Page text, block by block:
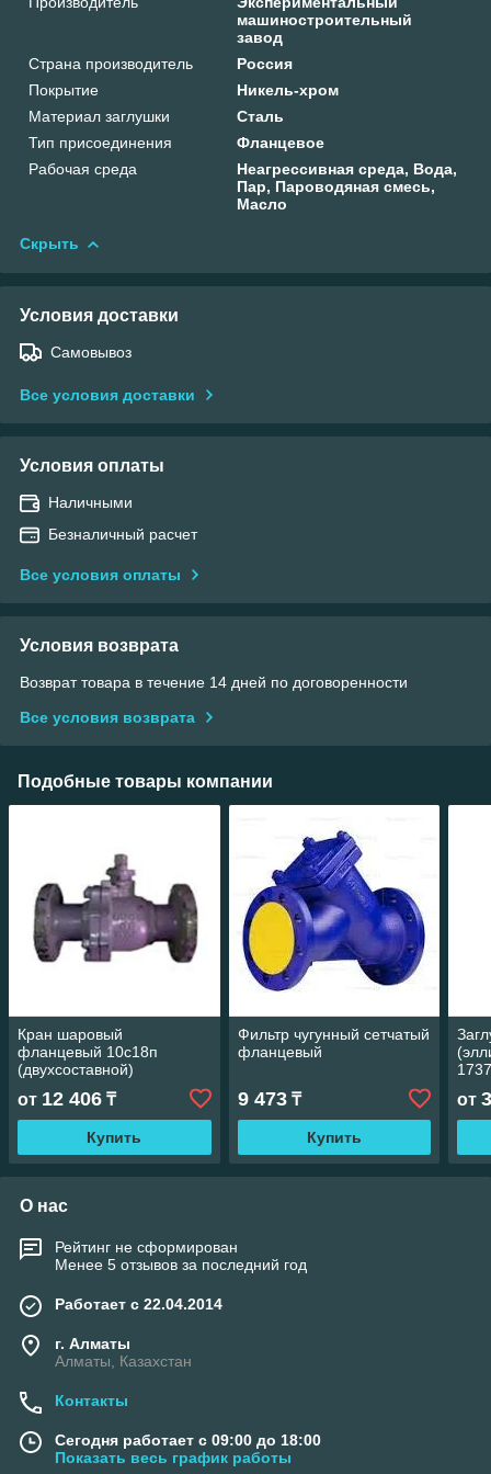
машиностроительный
завод
Страна производитель
Россия
Покрытие
Никель-хром
Материал заглушки
Сталь
Тип присоединения
Фланцевое
Рабочая среда
Неагрессивная среда, Вода,
Пар, Пароводяная смесь,
Масло
Скрыть
Условия доставки
Самовывоз
Все условия доставки
Условия оплаты
Наличными
Безналичный расчет
Все условия оплаты
Условия возврата
Возврат товара в течение 14 дней по договоренности
Все условия возврата
Подобные товары компании
Кран шаровый
фланцевый 10c18п
(двухсоставной)
от 12 406 ₸
Купить
Фильтр чугунный сетчатый
фланцевый
9 473₸
Купить
от
О нас
Рейтинг не сформирован
Менее 5 отзывов за последний год
Работает с 22.04.2014
г. Алматы
Алматы, Казахстан
Контакты
Сегодня работает с 09:00 до 18:00
Показать весь график работы